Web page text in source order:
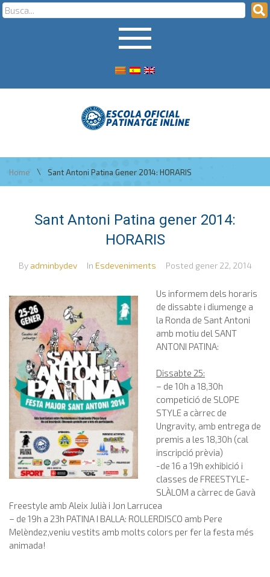
Home \ Sant Antoni Patina Gener 2014: HORARIS
Sant Antoni Patina gener 2014:
HORARIS
By adminbydev In Esdeveniments Posted gener 22, 2014
Us informem dels horaris
de dissabte i diumenge a
la Ronda de Sant Antoni
amb motiu del SANT
ANTONI PATINA:
Dissabte 25:
– de 10h a 18,30h
competició de SLOPE
STYLE a càrrec de
Ungravity, amb entrega de
premis a les 18,30h (cal
inscripció prèvia)
-de 16 a 19h exhibició i
classes de FREESTYLE-
SLÀLOM a càrrec de Gavà
Freestyle amb Aleix Julià i Jon Larrucea
– de 19h a 23h PATINA I BALLA: ROLLERDISCO amb Pere
Melèndez,veniu vestits amb molts colors per fer la festa més
animada!